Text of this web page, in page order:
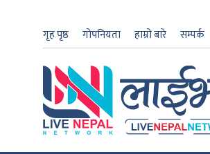
गृह पृष्ठ गोपनियता हाम्रो बारे सम्पर्क